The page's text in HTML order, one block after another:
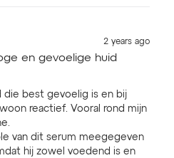
2 years ago
en gevoelige huid
die best gevoelig is en bij
reactief. Vooral rond mijn
van dit serum meegegeven
hij zowel voedend is en